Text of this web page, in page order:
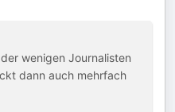
wenigen Journalisten
dann auch mehrfach